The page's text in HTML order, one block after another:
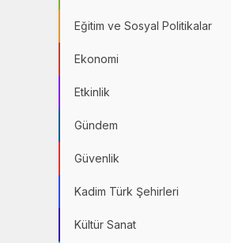
Eğitim ve Sosyal Politikalar
Ekonomi
Etkinlik
Gündem
Güvenlik
Kadim Türk Şehirleri
Kültür Sanat